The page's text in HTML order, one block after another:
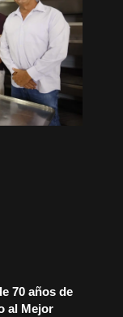
70 años de
al Mejor